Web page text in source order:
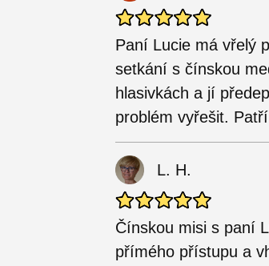
Paní Lucie má vřelý
setkání s čínskou
hlasivkách a jí
problém vyřešit.
L. H.
Čínskou misi s paní
přímého přístupu a